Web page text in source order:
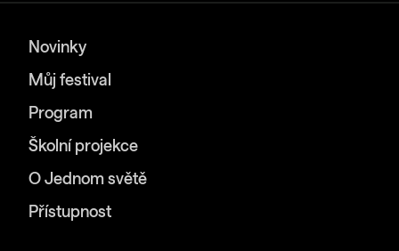
Novinky
Můj festival
Program
Školní projekce
O Jednom světě
Přístupnost